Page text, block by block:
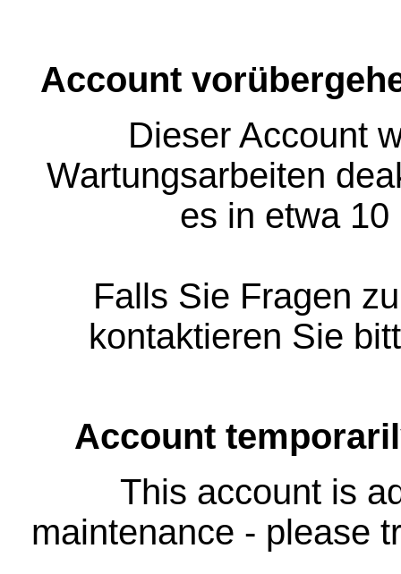
Account
Dieser Account
Wartungsarbeiten
es in etwa
Falls Sie Fragen
kontaktieren Sie
Account
This account is
maintenance - please